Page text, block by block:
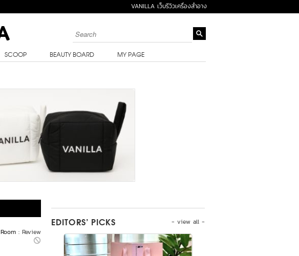
VANILLA เว็บรีวิวเครื่องสำอาง
SCOOP BEAUTY BOARD MY PAGE
Room : Review
- view all -
EDITORS’ PICKS